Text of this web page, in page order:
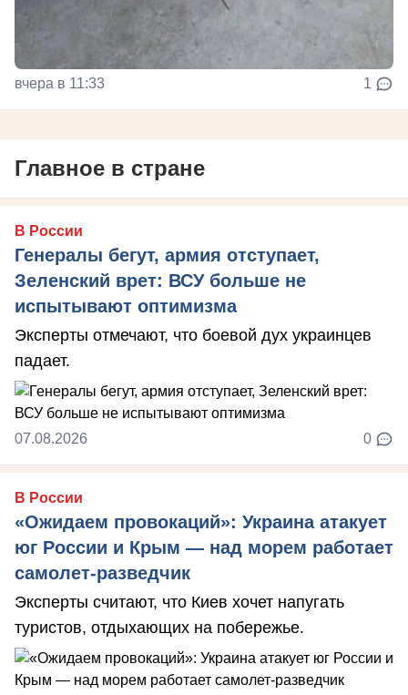
вчера в 11:33 1
Главное в стране
В России
Генералы бегут, армия отступает,
Зеленский врет: ВСУ больше не
испытывают оптимизма
Эксперты отмечают, что боевой дух украинцев
падает.
07.08.2026 0
В России
«Ожидаем провокаций»: Украина атакует
юг России и Крым — над морем работает
самолет-разведчик
Эксперты считают, что Киев хочет напугать
туристов, отдыхающих на побережье.